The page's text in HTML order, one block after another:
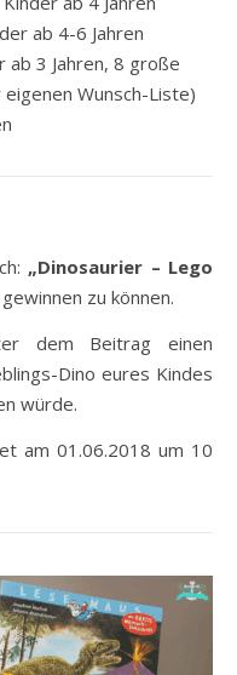
ab 4-6 Jahren
ab 3 Jahren, 8 große
Wunsch-Liste)
„Dinosaurier – Lego
zu können.
dem Beitrag einen
Dino eures Kindes
würde.
am 01.06.2018 um 10